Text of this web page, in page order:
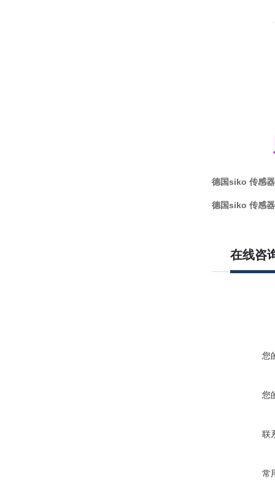
德国siko 传感
德国siko 传感
在线咨
您
您
联
常